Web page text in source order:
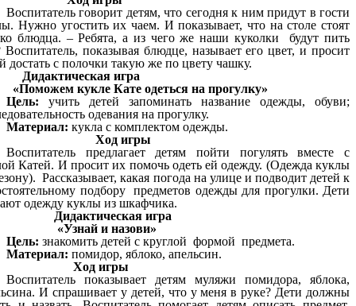
Воспитатель говорит детям, что сегодня к ним придут в гости
Нужно угостить их чаем. И показывает, что на столе стоят
блюдца. – Ребята, а из чего же наши куколки будут пить
Воспитатель, показывая блюдце, называет его цвет, и просит
достать с полочки такую же по цвету чашку.
Дидактическая игра
«Поможем кукле Кате одеться на прогулку»
Цель: учить детей запоминать название одежды, обуви;
одевания на прогулку.
Материал: кукла с комплектом одежды.
Ход игры
Воспитатель предлагает детям пойти погулять вместе с
Катей. И просит их помочь одеть ей одежду. (Одежда куклы
Рассказывает, какая погода на улице и подводит детей к
подбору предметов одежды для прогулки. Дети
одежду куклы из шкафчика.
Дидактическая игра
«Узнай и назови»
Цель: знакомить детей с круглой формой предмета.
Материал: помидор, яблоко, апельсин.
Ход игры
Воспитатель показывает детям муляжи помидора, яблока,
И спрашивает у детей, что у меня в руке? Дети должны